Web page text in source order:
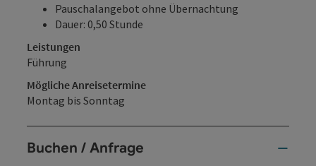
Pauschalangebot ohne Übernachtung
Dauer: 0,50 Stunde
Leistungen
Führung
Mögliche Anreisetermine
Montag bis Sonntag
Buchen / Anfrage